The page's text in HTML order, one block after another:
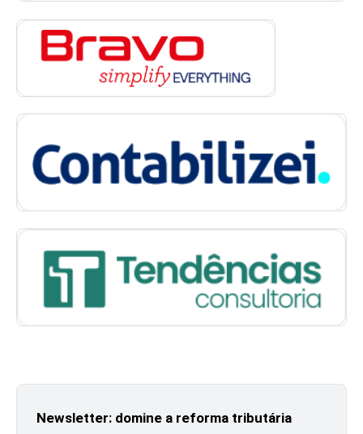
Newsletter: domine a reforma tributária